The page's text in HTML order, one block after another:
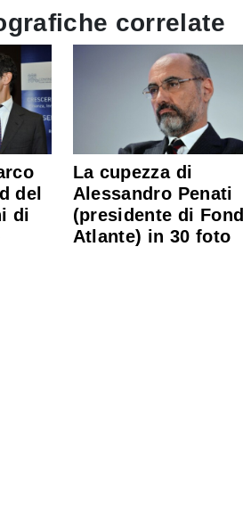
correlate
del
di
La cupezza di
Alessandro Penati
(presidente di
Atlante) in 30 foto